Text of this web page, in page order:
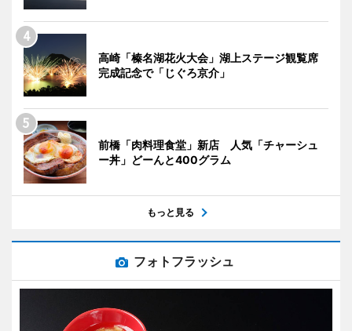
高崎「榛名湖花火大会」湖上ステージ観覧席
完成記念で「じぐろ京介」
前橋「肉料理食堂」新店 人気「チャーシュ
ー丼」どーんと400グラム
もっと見る
フォトフラッシュ